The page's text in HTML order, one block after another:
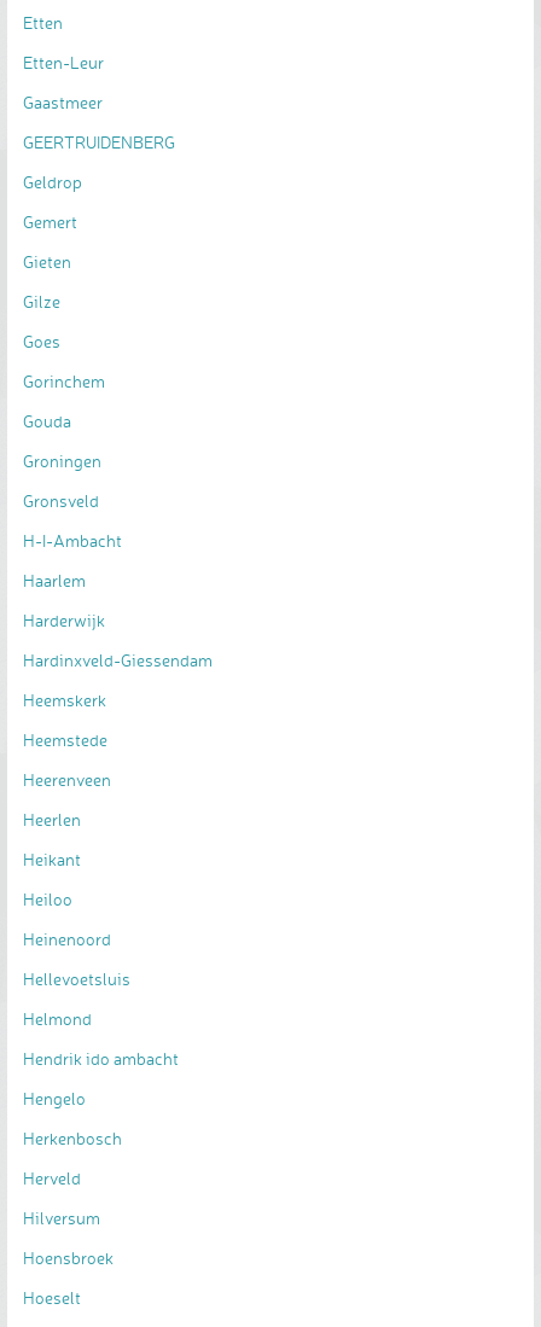
Etten
Etten-Leur
Gaastmeer
GEERTRUIDENBERG
Geldrop
Gemert
Gieten
Gilze
Goes
Gorinchem
Gouda
Groningen
Gronsveld
H-I-Ambacht
Haarlem
Harderwijk
Hardinxveld-Giessendam
Heemskerk
Heemstede
Heerenveen
Heerlen
Heikant
Heiloo
Heinenoord
Hellevoetsluis
Helmond
Hendrik ido ambacht
Hengelo
Herkenbosch
Herveld
Hilversum
Hoensbroek
Hoeselt